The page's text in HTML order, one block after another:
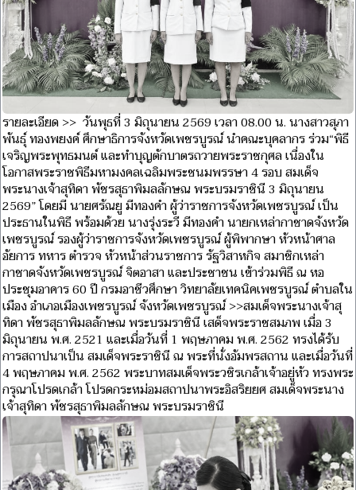
รายละเอียด >> วันพุธที่ 3 มิถุนายน 2569 เวลา 08.00 น. นางสาวสุภา
พันธุ์ ทองพยงค์ ศึกษาธิการจังหวัดเพชรบูรณ์ นำคณะบุคลากร ร่วม“พิธี
เจริญพระพุทธมนต์ และทำบุญตักบาตรถวายพระราชกุศล เนื่องใน
โอกาสพระราชพิธีมหามงคลเฉลิมพระชนมพรรษา 4 รอบ สมเด็จ
พระนางเจ้าสุทิดา พัชรสุธาพิมลลักษณ พระบรมราชินี 3 มิถุนายน
2569” โดยมี นายศรัณยู มีทองคำ ผู้ว่าราชการจังหวัดเพชรบูรณ์ เป็น
ประธานในพิธี พร้อมด้วย นางรุ่งระวี มีทองคำ นายกเหล่ากาชาดจังหวัด
เพชรบูรณ์ รองผู้ว่าราชการจังหวัดเพชรบูรณ์ ผู้พิพากษา หัวหน้าศาล
อัยการ ทหาร ตำรวจ หัวหน้าส่วนราชการ รัฐวิสาหกิจ สมาชิกเหล่า
กาชาดจังหวัดเพชรบูรณ์ จิตอาสา และประชาชน เข้าร่วมพิธี ณ หอ
ประชุมอาคาร 60 ปี กรมอาชีวศึกษา วิทยาลัยเทคนิคเพชรบูรณ์ ตำบลใน
เมือง อำเภอเมืองเพชรบูรณ์ จังหวัดเพชรบูรณ์ >>สมเด็จพระนางเจ้าสุ
ทิดา พัชรสุธาพิมลลักษณ พระบรมราชินี เสด็จพระราชสมภพ เมื่อ 3
มิถุนายน พ.ศ. 2521 และเมื่อวันที่ 1 พฤษภาคม พ.ศ. 2562 ทรงได้รับ
การสถาปนาเป็น สมเด็จพระราชินี ณ พระที่นั่งอัมพรสถาน และเมื่อวันที่
4 พฤษภาคม พ.ศ. 2562 พระบาทสมเด็จพระวชิรเกล้าเจ้าอยู่หัว ทรงพระ
กรุณาโปรดเกล้า โปรดกระหม่อมสถาปนาพระอิสริยยศ สมเด็จพระนาง
เจ้าสุทิดา พัชรสุธาพิมลลักษณ พระบรมราชินี